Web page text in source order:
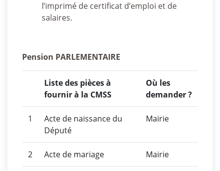
l’imprimé de certificat d’emploi et de
salaires.
Pension PARLEMENTAIRE
Liste des pièces à
fournir à la CMSS
Où les
demander ?
1
Acte de naissance du
Député
Mairie
2 Acte de mariage Mairie